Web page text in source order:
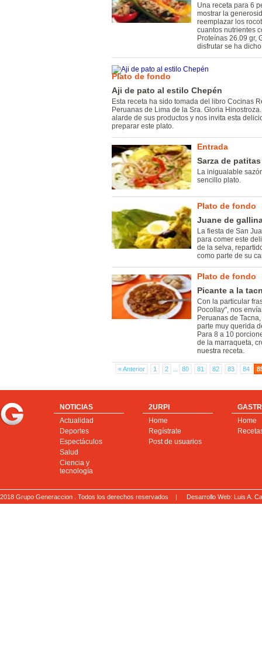
Una receta para 6
mostrar la
reemplazar los
cuantos nutrientes
Proteínas 26.09 gr,
disfrutar se ha
Plato de fondo
Aji de pato al estilo Chepén
Esta receta ha sido tomada del libro Cocinas
Peruanas de Lima de la Sra. Gloria
alarde de sus productos y nos invita esta
preparar este plato.
Entrada
Sarza de patitas
La inigualable
sencillo plato.
Plato de fondo
Juane de
La fiesta de San
para comer este
de la selva,
como parte de su
Plato de fondo
Picante a la
Con la particular
Pocollay", nos
Peruanas de
parte muy querida
Para 8 a 10
de la marraqueta,
nuestra receta.
« Anterior 1 2 80 81 82 83 84
NOTICIAS
Actualidad
Deportes
Espectáculos
Salud
Ciencia y
tecnología
2URPI
Home
Regístrate
Post de usuarios
Home
2018 Grupo Generaccion . Todos los derechos reservados | Desarrollo Web: Luis